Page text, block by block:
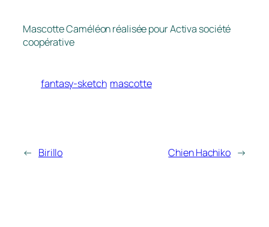
Mascotte Caméléon réalisée pour Activa société
coopérative
fantasy-sketch mascotte
← Birillo Chien Hachiko →